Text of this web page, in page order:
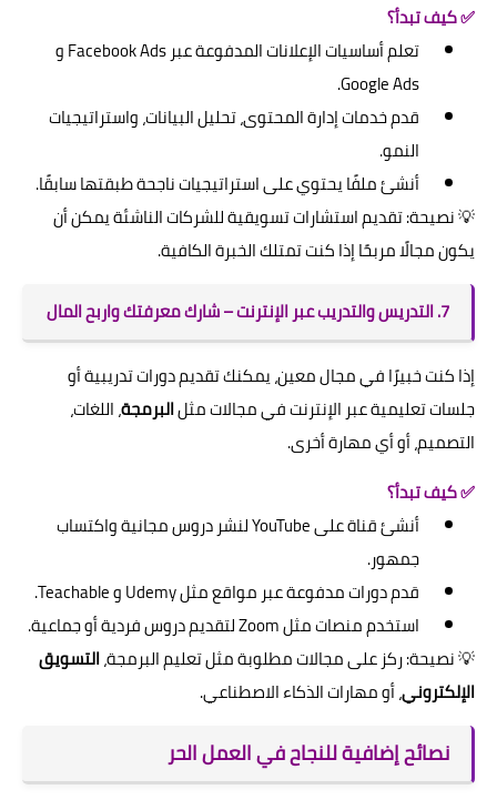
✅ كيف تبدأ؟
تعلم أساسيات الإعلانات المدفوعة عبر Facebook Ads و
Google Ads.
قدم خدمات إدارة المحتوى، تحليل البيانات، واستراتيجيات
النمو.
أنشئ ملفًا يحتوي على استراتيجيات ناجحة طبقتها سابقًا.
💡 نصيحة: تقديم استشارات تسويقية للشركات الناشئة يمكن أن
يكون مجالًا مربحًا إذا كنت تمتلك الخبرة الكافية.
7. التدريس والتدريب عبر الإنترنت – شارك معرفتك واربح المال
إذا كنت خبيرًا في مجال معين، يمكنك تقديم دورات تدريبية أو
جلسات تعليمية عبر الإنترنت في مجالات مثلالبرمجة، اللغات،
التصميم، أو أي مهارة أخرى.
✅ كيف تبدأ؟
أنشئ قناة على YouTube لنشر دروس مجانية واكتساب
جمهور.
قدم دورات مدفوعة عبر مواقع مثل Udemy و Teachable.
استخدم منصات مثل Zoom لتقديم دروس فردية أو جماعية.
💡 نصيحة: ركز على مجالات مطلوبة مثل تعليم البرمجة،التسويق
الإلكتروني، أو مهارات الذكاء الاصطناعي.
نصائح إضافية للنجاح في العمل الحر